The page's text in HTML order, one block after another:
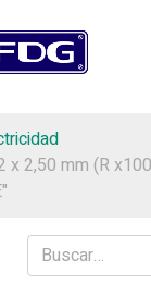
x 2,50 mm (R